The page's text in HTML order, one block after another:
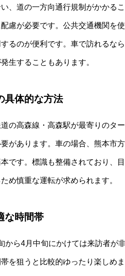
、道の一方向通行規制がかかる
慮が必要です。公共交通機関を
るのが便利です。車で訪れるな
生することもあります。
具体的な方法
の高森線・高森駅が最寄りのタ
があります。車の場合、熊本市
です。標識も整備されており、
め慎重な運転が求められます。
な時間帯
から4月中旬にかけては来訪者が
を狙うと比較的ゆったり楽しめ